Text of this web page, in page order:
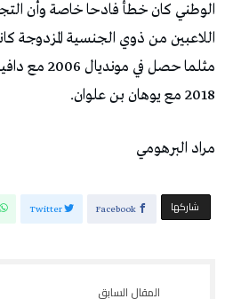
الوطني كان خطأ فادحا خاصة وأن
اللاعبين من ذوي الجنسية المزدوجة
مثلما حصل في
2018 مع يوهان بن علوان.
مراد البرهومي
‫‫ شاركها‬ Facebook
Twitter